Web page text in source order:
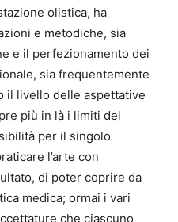
olistica, ha
e metodiche, sia
e il perfezionamento dei
sia frequentemente
il livello delle aspettative
più in là i limiti del
per il singolo
l’arte con
di poter coprire da
medica; ormai i vari
che ciascuno